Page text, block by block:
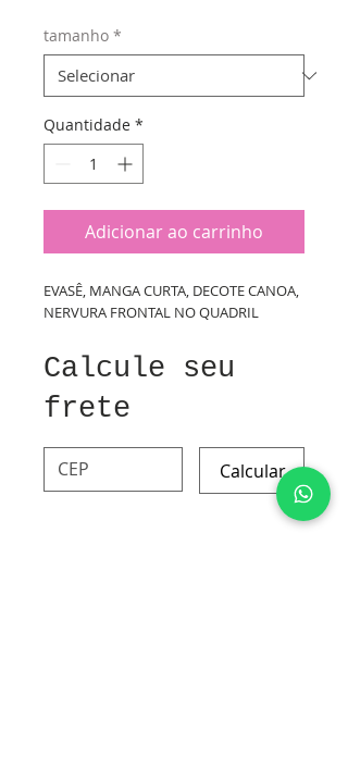
tamanho *
Quantidade *
Adicionar ao carrinho
EVASÊ, MANGA CURTA, DECOTE CANOA,
NERVURA FRONTAL NO QUADRIL
Calcule seu
frete
Calcular